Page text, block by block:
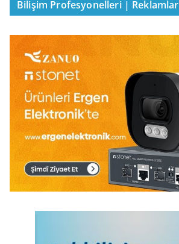
Bilişim Profesyonelleri | Reklamlar